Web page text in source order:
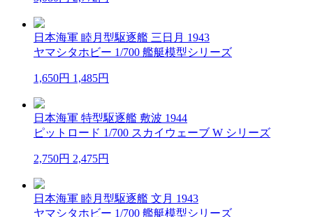
日本海軍 睦月型駆逐艦 三日月 1943
ヤマシタホビー 1/700 艦艇模型シリーズ
1,650円 1,485円
日本海軍 特型駆逐艦 敷波 1944
ピットロード 1/700 スカイウェーブ W シリーズ
2,750円 2,475円
日本海軍 睦月型駆逐艦 文月 1943
ヤマシタホビー 1/700 艦艇模型シリーズ